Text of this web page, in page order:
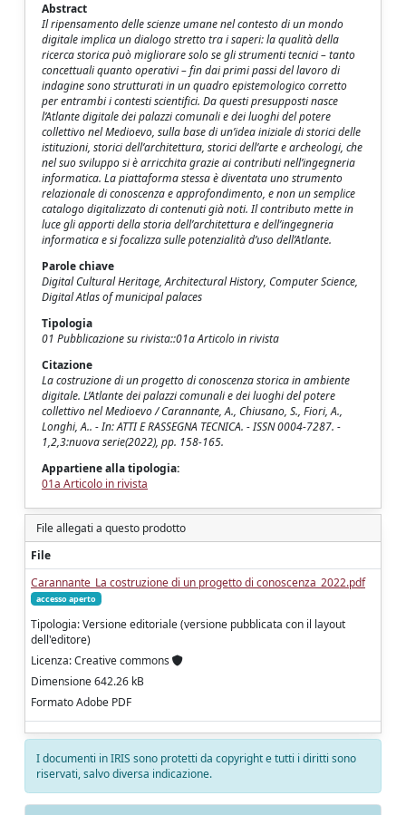
Abstract
Il ripensamento delle scienze umane nel contesto di un mondo
digitale implica un dialogo stretto tra i saperi: la qualità della
ricerca storica può migliorare solo se gli strumenti tecnici – tanto
concettuali quanto operativi – fin dai primi passi del lavoro di
indagine sono strutturati in un quadro epistemologico corretto
per entrambi i contesti scientifici. Da questi presupposti nasce
l’Atlante digitale dei palazzi comunali e dei luoghi del potere
collettivo nel Medioevo, sulla base di un’idea iniziale di storici delle
istituzioni, storici dell’architettura, storici dell’arte e archeologi, che
nel suo sviluppo si è arricchita grazie ai contributi nell’ingegneria
informatica. La piattaforma stessa è diventata uno strumento
relazionale di conoscenza e approfondimento, e non un semplice
catalogo digitalizzato di contenuti già noti. Il contributo mette in
luce gli apporti della storia dell’architettura e dell’ingegneria
informatica e si focalizza sulle potenzialità d’uso dell’Atlante.
Parole chiave
Digital Cultural Heritage, Architectural History, Computer Science,
Digital Atlas of municipal palaces
Tipologia
01 Pubblicazione su rivista::01a Articolo in rivista
Citazione
La costruzione di un progetto di conoscenza storica in ambiente
digitale. L’Atlante dei palazzi comunali e dei luoghi del potere
collettivo nel Medioevo / Carannante, A., Chiusano, S., Fiori, A.,
Longhi, A.. - In: ATTI E RASSEGNA TECNICA. - ISSN 0004-7287. -
1,2,3:nuova serie(2022), pp. 158-165.
Appartiene alla tipologia:
01a Articolo in rivista
File allegati a questo prodotto
File
Carannante_La costruzione di un progetto di conoscenza_2022.pdf
accesso aperto
Tipologia: Versione editoriale (versione pubblicata con il layout
dell'editore)
Licenza: Creative commons
Dimensione 642.26 kB
Formato Adobe PDF
I documenti in IRIS sono protetti da copyright e tutti i diritti sono
riservati, salvo diversa indicazione.